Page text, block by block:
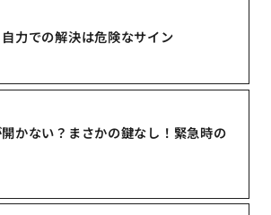
力での解決は危険なサイン
かない？まさかの鍵なし！緊急時の